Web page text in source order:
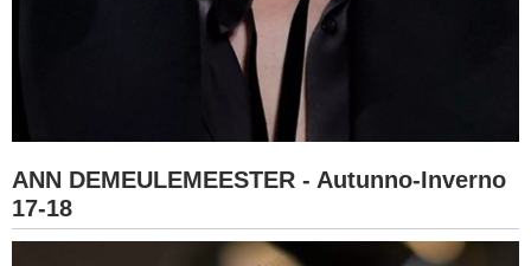
ANN DEMEULEMEESTER - Autunno-Inverno
17-18